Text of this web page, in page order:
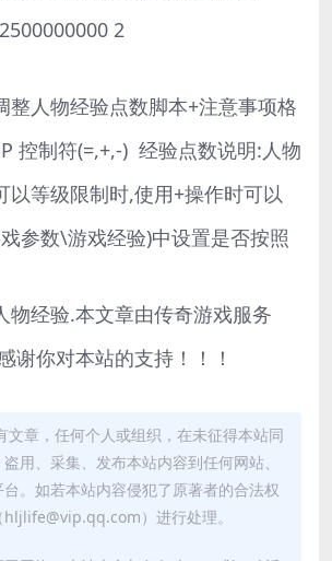
2
整人物经验点数脚本+注意事项格
控制符(=,+,-) 经验点数说明:人物
以等级限制时,使用+操作时可以
参数\游戏经验)中设置是否按照
物经验.本文章由传奇游戏服务
谢你对本站的支持！！！
文章，任何个人或组织，在未征得本站同
用、采集、发布本站内容到任何网站、
。如若本站内容侵犯了原著者的合法权
）进行处理。